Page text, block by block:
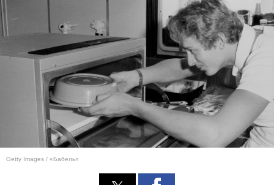
Getty Images / «Бабель»